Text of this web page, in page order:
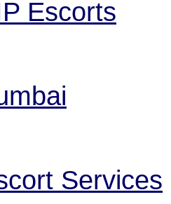
Escorts
Services